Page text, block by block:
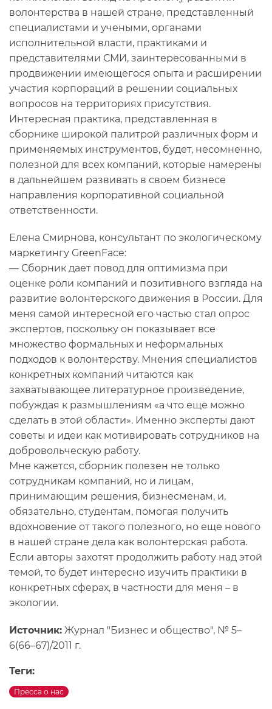
волонтерства в нашей стране, представленный
специалистами и учеными, органами
исполнительной власти, практиками и
представителями СМИ, заинтересованными в
продвижении имеющегося опыта и расширении
участия корпораций в решении социальных
вопросов на территориях присутствия.
Интересная практика, представленная в
сборнике широкой палитрой различных форм и
применяемых инструментов, будет, несомненно,
полезной для всех компаний, которые намерены
в дальнейшем развивать в своем бизнесе
направления корпоративной социальной
ответственности.
Елена Смирнова, консультант по экологическому
маркетингу GreenFace:
— Сборник дает повод для оптимизма при
оценке роли компаний и позитивного взгляда на
развитие волонтерского движения в России. Для
меня самой интересной его частью стал опрос
экспертов, поскольку он показывает все
множество формальных и неформальных
подходов к волонтерству. Мнения специалистов
конкретных компаний читаются как
захватывающее литературное произведение,
побуждая к размышлениям «а что еще можно
сделать в этой области». Именно эксперты дают
советы и идеи как мотивировать сотрудников на
добровольческую работу.
Мне кажется, сборник полезен не только
сотрудникам компаний, но и лицам,
принимающим решения, бизнесменам, и,
обязательно, студентам, помогая получить
вдохновение от такого полезного, но еще нового
в нашей стране дела как волонтерская работа.
Если авторы захотят продолжить работу над этой
темой, то будет интересно изучить практики в
конкретных сферах, в частности для меня – в
экологии.
Источник: Журнал "Бизнес и общество", № 5–
6(66–67)/2011 г.
Теги:
Пресса о нас